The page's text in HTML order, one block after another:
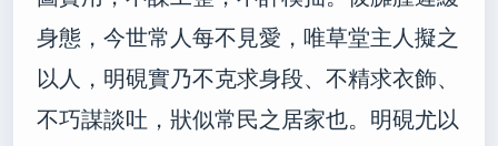
身態，今世常人每不見愛，唯草堂主人擬之
以人，明硯實乃不克求身段、不精求衣飾、
不巧謀談吐，狀似常民之居家也。明硯尤以